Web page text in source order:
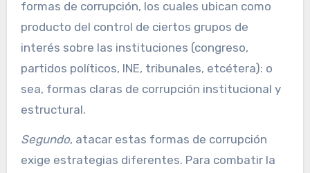
formas de corrupción, los cuales ubican como
producto del control de ciertos grupos de
interés sobre las instituciones (congreso,
partidos políticos, INE, tribunales, etcétera): o
sea, formas claras de corrupción institucional y
estructural.
Segundo, atacar estas formas de corrupción
exige estrategias diferentes. Para combatir la